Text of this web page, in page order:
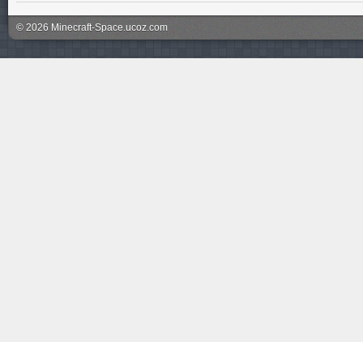
© 2026 Minecraft-Space.ucoz.com